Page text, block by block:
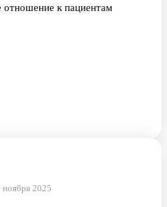
к пациентам
ноября 2025